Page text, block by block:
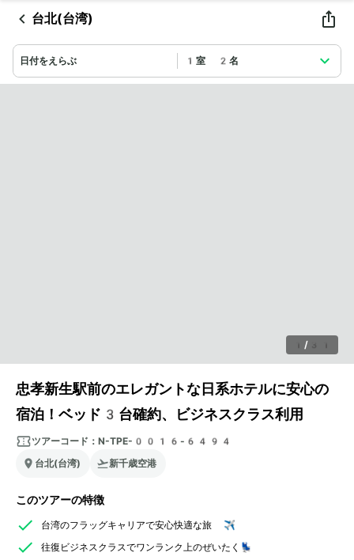
台北(台湾)
日付をえらぶ 1室 2名
1 / 31
忠孝新生駅前のエレガントな日系ホテルに安心の
宿泊！ベッド3台確約、ビジネスクラス利用
ツアーコード： N-TPE-0016-6494
台北(台湾)
新千歳空港
このツアーの特徴
台湾のフラッグキャリアで安心快適な旅 ✈️
往復ビジネスクラスでワンランク上のぜいたく💺